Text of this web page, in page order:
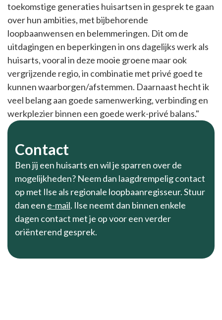
toekomstige generaties huisartsen in gesprek te gaan
over hun ambities, met bijbehorende
loopbaanwensen en belemmeringen. Dit om de
uitdagingen en beperkingen in ons dagelijks werk als
huisarts, vooral in deze mooie groene maar ook
vergrijzende regio, in combinatie met privé goed te
kunnen waarborgen/afstemmen. Daarnaast hecht ik
veel belang aan goede samenwerking, verbinding en
werkplezier binnen een goede werk-privé balans."
Contact
Ben jij een huisarts en wil je sparren over de
mogelijkheden? Neem dan laagdrempelig contact
op met Ilse als regionale loopbaanregisseur. Stuur
dan een e-mail. Ilse neemt dan binnen enkele
dagen contact met je op voor een verder
oriënterend gesprek.